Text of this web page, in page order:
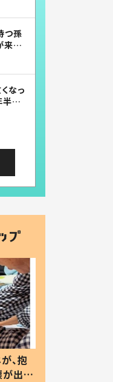
つ孫
来た
にな
なっ
記
音
、抱
が出ま